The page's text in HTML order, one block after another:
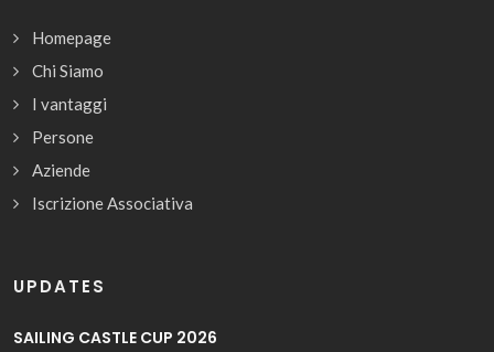
Homepage
Chi Siamo
I vantaggi
Persone
Aziende
Iscrizione Associativa
UPDATES
SAILING CASTLE CUP 2026